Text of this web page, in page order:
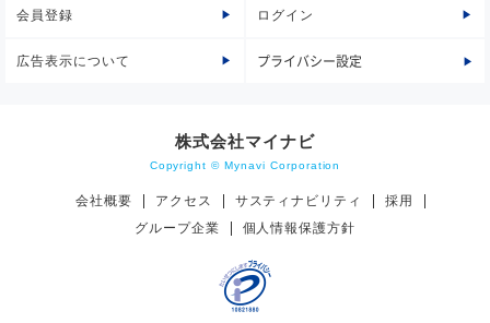
会員登録 ログイン
広告表示について プライバシー設定
株式会社マイナビ
Copyright © Mynavi Corporation
会社概要 アクセス サスティナビリティ
採用
グループ企業
個人情報保護方針